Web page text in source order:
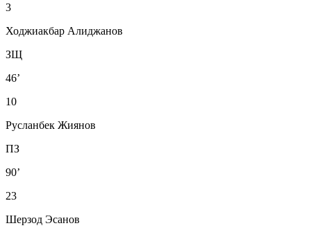
3
Ходжиакбар Алиджанов
ЗЩ
46’
10
Русланбек Жиянов
ПЗ
90’
23
Шерзод Эсанов